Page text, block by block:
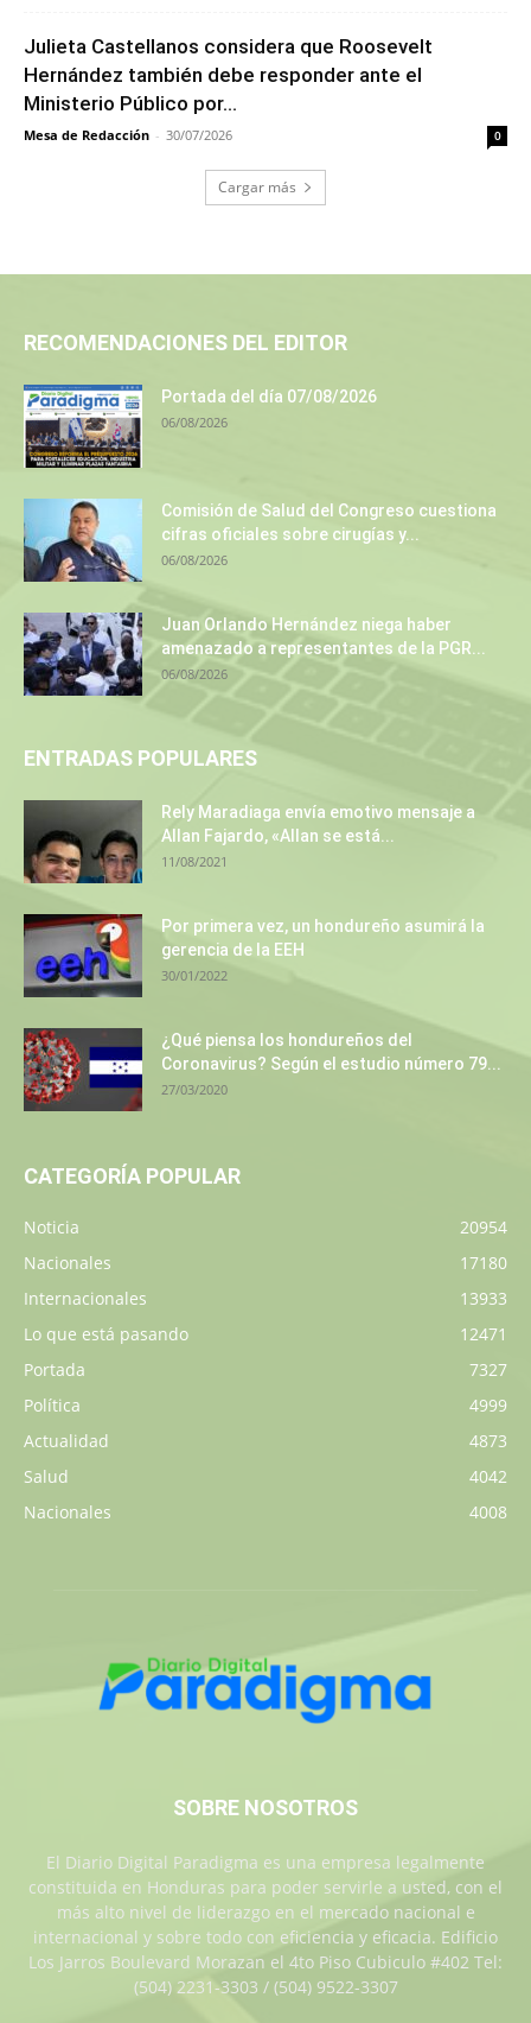
Julieta Castellanos considera que Roosevelt
Hernández también debe responder ante el
Ministerio Público por...
Mesa de Redacción - 30/07/2026 0
Cargar más
RECOMENDACIONES DEL EDITOR
Portada del día 07/08/2026
06/08/2026
Comisión de Salud del Congreso cuestiona
cifras oficiales sobre cirugías y...
06/08/2026
Juan Orlando Hernández niega haber
amenazado a representantes de la PGR...
06/08/2026
ENTRADAS POPULARES
Rely Maradiaga envía emotivo mensaje a
Allan Fajardo, «Allan se está...
11/08/2021
Por primera vez, un hondureño asumirá la
gerencia de la EEH
30/01/2022
¿Qué piensa los hondureños del
Coronavirus? Según el estudio número 79...
27/03/2020
CATEGORÍA POPULAR
Noticia
20954
Nacionales
17180
Internacionales
13933
Lo que está pasando
12471
Portada
7327
Política
4999
Actualidad
4873
Salud
4042
Nacionales
4008
SOBRE NOSOTROS
El Diario Digital Paradigma es una empresa legalmente
constituida en Honduras para poder servirle a usted, con el
más alto nivel de liderazgo en el mercado nacional e
internacional y sobre todo con eficiencia y eficacia. Edificio
Los Jarros Boulevard Morazan el 4to Piso Cubiculo #402 Tel:
(504) 2231-3303 / (504) 9522-3307